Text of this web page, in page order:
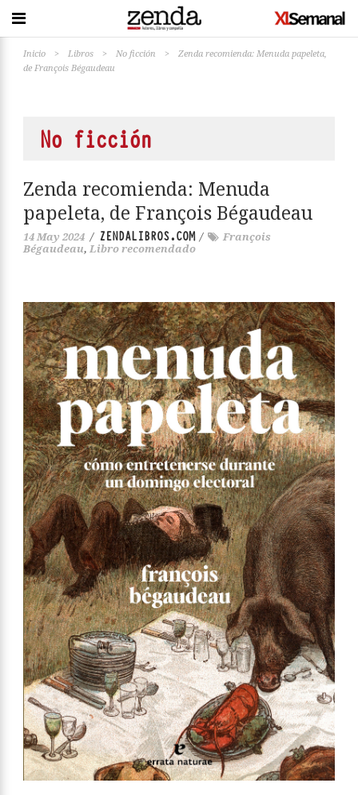
Inicio > Libros > No ficción >
Zenda recomienda: Menuda papeleta,
de François Bégaudeau
No ficción
Zenda recomienda: Menuda
papeleta, de François Bégaudeau
14 May 2024 / ZENDALIBROS.COM/
François
Bégaudeau, Libro recomendado